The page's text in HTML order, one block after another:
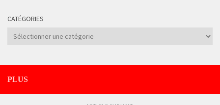
CATÉGORIES
Catégories
PLUS